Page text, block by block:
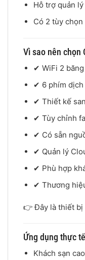
Hỗ trợ quản
Có 2 tùy
Vì sao nên chọn
✔ WiFi 2
✔ 6 phím dịch
✔ Thiết kế
✔ Tùy chỉnh
✔ Có sẵn
✔ Quản lý
✔ Phù hợp
✔ Thương
👉 Đây là thiết bị
Ứng dụng thực tế
Khách sạn